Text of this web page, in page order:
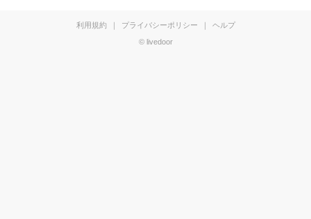
利用規約 ｜ プライバシーポリシー ｜
ヘルプ
© livedoor